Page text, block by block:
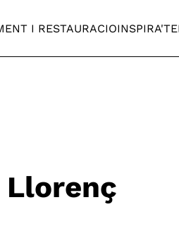
I RESTAURACIOINSPIRA'T
Llorenç